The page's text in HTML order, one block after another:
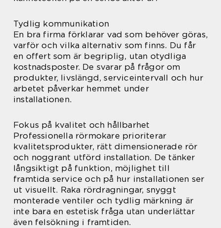
Tydlig kommunikation
En bra firma förklarar vad som behöver göras,
varför och vilka alternativ som finns. Du får
en offert som är begriplig, utan otydliga
kostnadsposter. De svarar på frågor om
produkter, livslängd, serviceintervall och hur
arbetet påverkar hemmet under
installationen.
Fokus på kvalitet och hållbarhet
Professionella rörmokare prioriterar
kvalitetsprodukter, rätt dimensionerade rör
och noggrant utförd installation. De tänker
långsiktigt på funktion, möjlighet till
framtida service och på hur installationen ser
ut visuellt. Raka rördragningar, snyggt
monterade ventiler och tydlig märkning är
inte bara en estetisk fråga utan underlättar
även felsökning i framtiden.